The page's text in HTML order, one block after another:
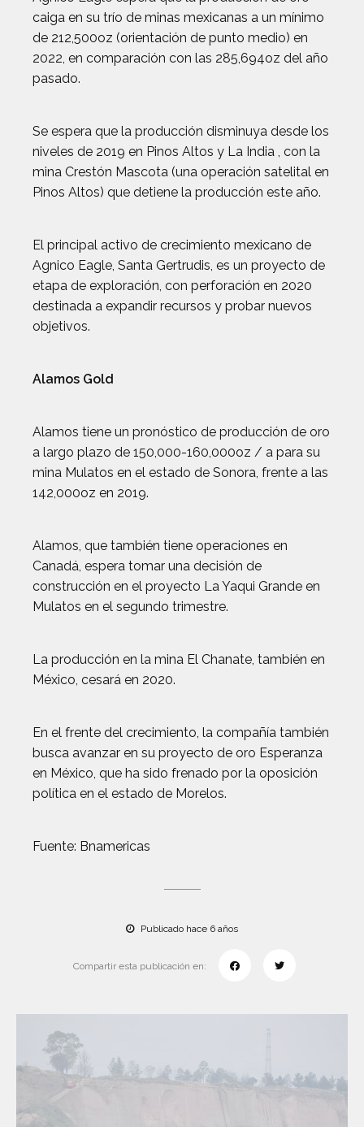
caiga en su trío de minas mexicanas a un mínimo
de 212,500oz (orientación de punto medio) en
2022, en comparación con las 285,694oz del año
pasado.
Se espera que la producción disminuya desde los
niveles de 2019 en Pinos Altos y La India , con la
mina Crestón Mascota (una operación satelital en
Pinos Altos) que detiene la producción este año.
El principal activo de crecimiento mexicano de
Agnico Eagle, Santa Gertrudis, es un proyecto de
etapa de exploración, con perforación en 2020
destinada a expandir recursos y probar nuevos
objetivos.
Alamos Gold
Alamos tiene un pronóstico de producción de oro
a largo plazo de 150,000-160,000oz / a para su
mina Mulatos en el estado de Sonora, frente a las
142,000oz en 2019.
Alamos, que también tiene operaciones en
Canadá, espera tomar una decisión de
construcción en el proyecto La Yaqui Grande en
Mulatos en el segundo trimestre.
La producción en la mina El Chanate, también en
México, cesará en 2020.
En el frente del crecimiento, la compañía también
busca avanzar en su proyecto de oro Esperanza
en México, que ha sido frenado por la oposición
política en el estado de Morelos.
Fuente: Bnamericas
Publicado hace 6 años
Compartir esta publicación en: